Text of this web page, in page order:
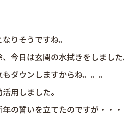
りそうですね。
今日は玄関の水拭きをしました
ダウンしますからね。。。
用しました。
の誓いを立てたのですが・・・